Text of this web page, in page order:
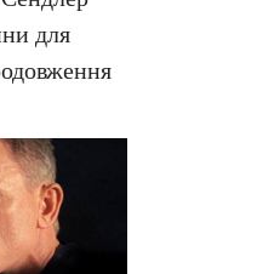
для